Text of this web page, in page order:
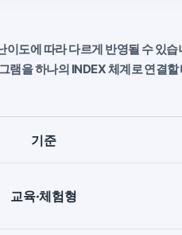
도에 따라 다르게 반영될 수 있
램을 하나의 INDEX 체계로 연결할
기준
교육·체험형